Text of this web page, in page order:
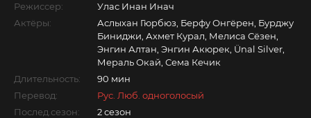
Режиссер:
Улас Инан Инач
Актёры:
Аслыхан Гюрбюз, Берфу Онгёрен, Бурджу
Биниджи, Ахмет Курал, Мелиса Сёзен,
Энгин Алтан, Энгин Акюрек, Ünal Silver,
Мераль Окай, Сема Кечик
Длительность:
90 мин
Перевод:
Рус. Люб. одноголосый
Послед.сезон:
2 сезон